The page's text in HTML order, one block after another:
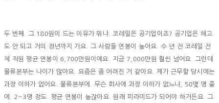
두 번째. 그 180원이 드는 이유가 뭐냐. 코레일은 공기업이죠? 공기업은 해고
도 안 되고 거의 정년까지 가요. 그 사람들 연봉이 높아요. 수 년 전 코레일 전
체 직원 평균 연봉이 6,700만원이에요. 지금 7,000만원 훨씬 넘어요. 그런데
물류본부는 나이가 많아요. 요즘은 좀 어려진 거 같아요. 제가 근무할 당시에는
과장 이하가 없어요. 물류본부에. 무슨 회사에 과장 이하가 없느냐, 50몇 명 중
에. 2~3명 정도. 평균 연봉이 높잖아요. 원래 피라미드가 되어야 하거든요. 그